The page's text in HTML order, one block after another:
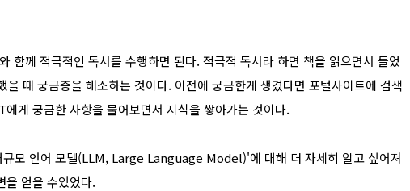
함께 적극적인 독서를 수행하면 된다. 적극적 독서라 하면 책을 읽으면서 들었
을 때 궁금증을 해소하는 것이다. 이전에 궁금한게 생겼다면 포털사이트에 검색
게 궁금한 사항을 물어보면서 지식을 쌓아가는 것이다.
규모 언어 모델(LLM, Large Language Model)'에 대해 더 자세히 알고 싶어져
을 얻을 수있었다.